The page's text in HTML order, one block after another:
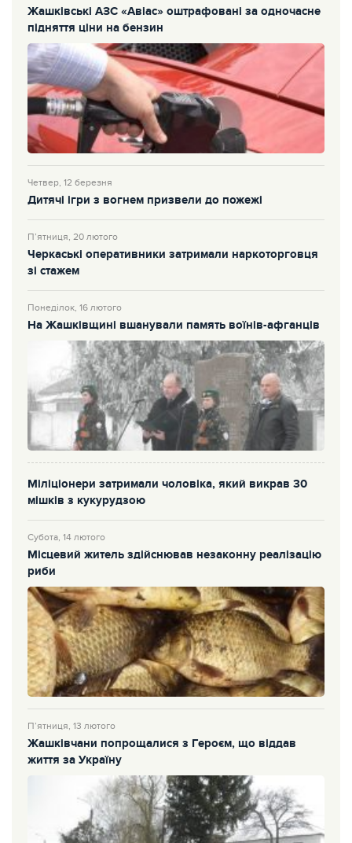
Жашківські АЗС «Авіас» оштрафовані за одночасне
підняття ціни на бензин
Четвер, 12 березня
Дитячі ігри з вогнем призвели до пожежі
П’ятниця, 20 лютого
Черкаські оперативники затримали наркоторговця
зі стажем
Понеділок, 16 лютого
На Жашківщині вшанували память воїнів-афганців
Міліціонери затримали чоловіка, який викрав 30
мішків з кукурудзою
Субота, 14 лютого
Місцевий житель здійснював незаконну реалізацію
риби
П’ятниця, 13 лютого
Жашківчани попрощалися з Героєм, що віддав
життя за Україну